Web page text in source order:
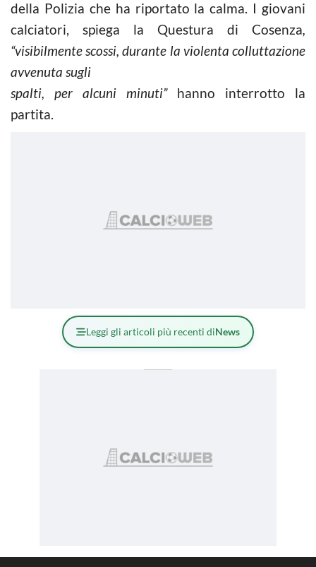
della Polizia che ha riportato la calma. I giovani
calciatori, spiega la Questura di Cosenza,
“visibilmente scossi, durante la violenta colluttazione
avvenuta sugli
spalti, per alcuni minuti”hanno interrotto la
partita.
Leggi gli articoli più recenti diNews